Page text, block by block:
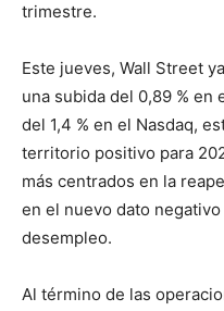
trimestre.
Este jueves, Wall Street
una subida del 0,89 %
del 1,4 % en el Nasdaq,
territorio positivo para
más centrados en la
en el nuevo dato
desempleo.
Al término de las